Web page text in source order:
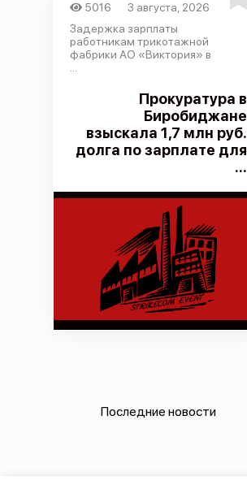
5016
3 августа, 2026
Задержка зарплаты
работникам трикотажной
фабрики АО «Виктория» в
Прокуратура в
Биробиджане
взыскала 1,7 млн руб.
долга по зарплате для
...
Последние новости